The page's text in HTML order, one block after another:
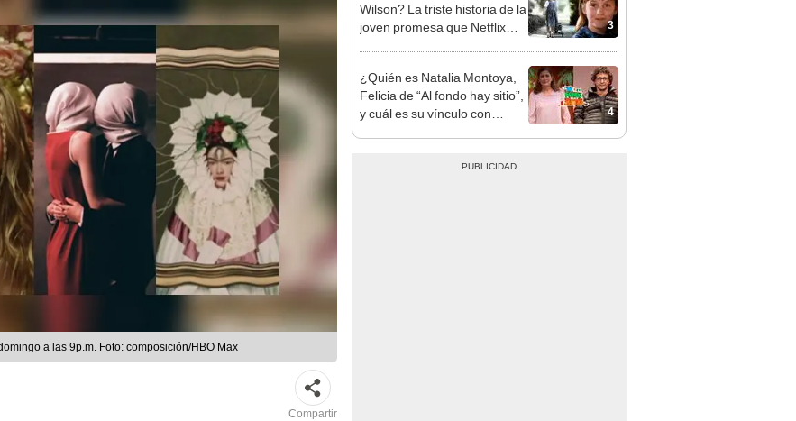
a las 9p.m. Foto: composición/HBO Max
Compartir
3
Wilson? La triste historia de la
joven promesa que Netflix
4
¿Quién es Natalia Montoya,
Felicia de “Al fondo hay sitio”,
y cuál es su vínculo con